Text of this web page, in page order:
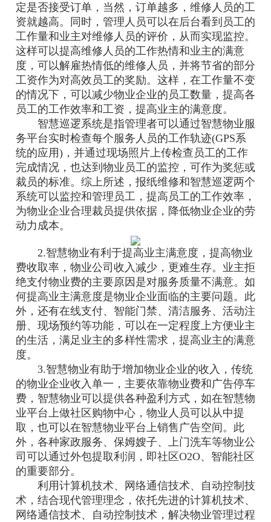
定是否接受订单，当然，订单越多，维修人员的工
资就越高。同时，管理人员可以在后台看到员工的
工作量和业主对维修人员的评价，从而实现监控。
这样可以提高维修人员的工作热情和业主的满意
度，可以解雇热情低的维修人员，并将节省的部分
工资作为对高效员工的奖励。这样，在工作量不变
的情况下，可以减少物业企业的员工数量，提高各
员工的工作效率和工资，提高业主的满意度。
智慧巡逻系统是指管理者可以通过智慧物业服
务平台实时检查每个服务人员的工作轨迹(GPS系
统的应用)，并通过现场照片上传检查员工的工作
完成情况，也达到物业员工的监控，可作为奖惩或
裁员的标准。综上所述，报纸维修和智慧巡逻两个
系统可以监控和管理员工，提高员工的工作效率，
为物业企业合理裁员提供依据，降低物业企业的劳
动力成本。
2.智慧物业有利于提高业主满意度，提高物业
费收取率，物业公司收入减少，更难生存。业主拒
绝支付物业费的主要原因是对服务质量不满意。如
何提高业主满意度是物业企业面临的主要问题。此
外，还有在线支付、智能门禁、清洁服务、活动注
册、现场预约等功能，可以在一定程度上方便业主
的生活，满足业主的多样性需求，提高业主的满意
度。
3.智慧物业有助于增加物业企业的收入，传统
的物业企业收入单一，主要依靠物业费和广告停车
费，智慧物业可以提供各种盈利方式，如在智慧物
业平台上做社区购物中心，物业人员可以从中提
取，也可以在智慧物业平台上销售广告空间。此
外，各种家政服务、保姆嫂子、上门洗车等物业公
司可以通过外包提取利润，即社区O2O、智能社区
的重要部分。
利用计算机技术、网络通信技术、自动控制技
术，结合现代管理理念，依托先进的计算机技术、
网络通信技术、自动控制技术，解决物业管理过程